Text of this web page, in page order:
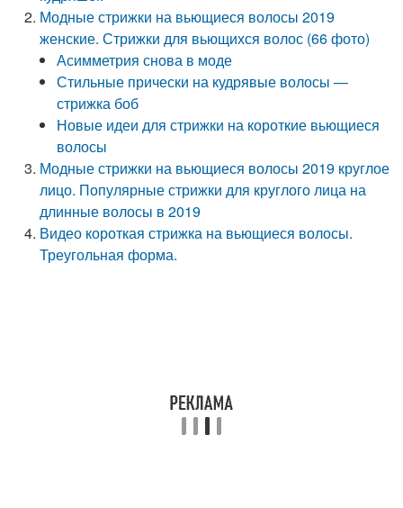
Модные стрижки на вьющиеся волосы 2019
женские. Стрижки для вьющихся волос (66 фото)
Асимметрия снова в моде
Стильные прически на кудрявые волосы —
стрижка боб
Новые идеи для стрижки на короткие вьющиеся
волосы
Модные стрижки на вьющиеся волосы 2019 круглое
лицо. Популярные стрижки для круглого лица на
длинные волосы в 2019
Видео короткая стрижка на вьющиеся волосы.
Треугольная форма.